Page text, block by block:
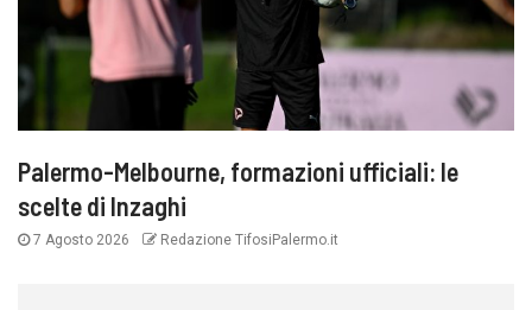
Palermo-Melbourne, formazioni ufficiali: le
scelte di Inzaghi
7 Agosto 2026 Redazione TifosiPalermo.it